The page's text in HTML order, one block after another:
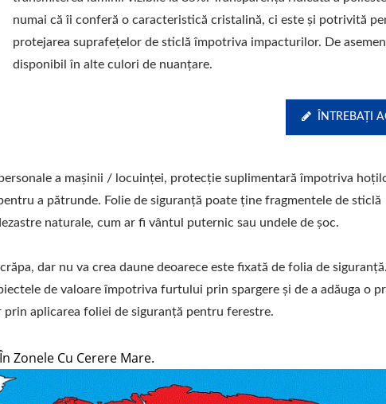
numai că îi conferă o caracteristică cristalină, ci este și potrivită
protejarea suprafețelor de sticlă împotriva impacturilor. De
disponibil în alte culori de nuanțare.
ÎNTREBAȚI
a mașinii / locuinței, protecție suplimentară împotriva
a pătrunde. Folie de siguranță poate ține fragmentele de sticlă
naturale, cum ar fi vântul puternic sau undele de șoc.
dar nu va crea daune deoarece este fixată de folia de
de valoare împotriva furtului prin spargere și de a adăuga o
aplicarea foliei de siguranță pentru ferestre.
Zonele Cu Cerere Mare.